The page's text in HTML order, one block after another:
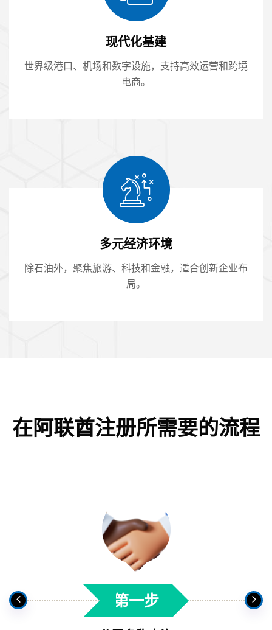
现代化基建
世界级港口、机场和数字设施，支持高效运营和跨境
电商。
多元经济环境
除石油外，聚焦旅游、科技和金融，适合创新企业布
局。
在阿联酋注册所需要的流程
第一步